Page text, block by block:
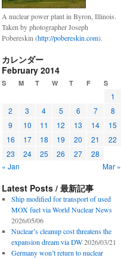
A nuclear power plant in Byron, Illinois.
Taken by photographer Joseph
Pobereskin (http://pobereskin.com).
カレンダー
February 2014
S M T W T F S
1
2
3 4 5 6 7
8
9
10 11 12 13 14
15
16
17 18 19 20 21
22
23
24 25 26 27
28
« Jan
Mar »
Latest Posts / 最新記事
Ship modified for transport of used
MOX fuel via World Nuclear News
2026/05/06
Nuclear’s cleanup cost threatens the
expansion dream via DW 2026/03/21
Germany won’t return to nuclear